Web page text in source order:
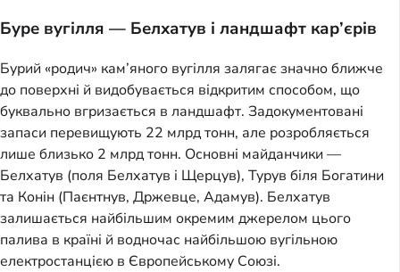
Буре вугілля — Белхатув і ландшафт кар’єрів
Бурий «родич» кам’яного вугілля залягає значно ближче
до поверхні й видобувається відкритим способом, що
буквально вгризається в ландшафт. Задокументовані
запаси перевищують 22 млрд тонн, але розробляється
лише близько 2 млрд тонн. Основні майданчики —
Белхатув (поля Белхатув і Щерцув), Турув біля Богатини
та Конін (Паєнтнув, Држевце, Адамув). Белхатув
залишається найбільшим окремим джерелом цього
палива в країні й водночас найбільшою вугільною
електростанцією в Європейському Союзі.